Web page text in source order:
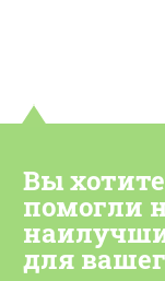
Вы
помогли
для